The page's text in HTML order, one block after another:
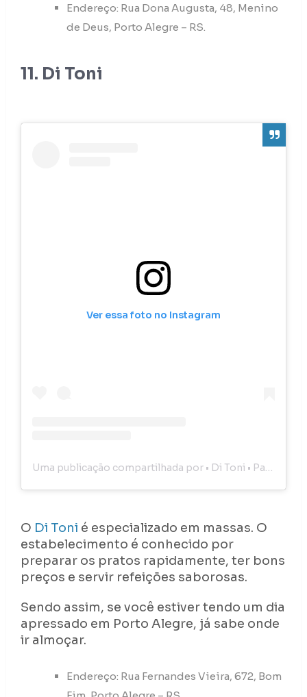
Endereço: Rua Dona Augusta, 48, Menino
de Deus, Porto Alegre – RS.
11. Di Toni
Ver essa foto no Instagram
O Di Toni é especializado em massas. O
estabelecimento é conhecido por
preparar os pratos rapidamente, ter bons
preços e servir refeições saborosas.
Sendo assim, se você estiver tendo um dia
apressado em Porto Alegre, já sabe onde
ir almoçar.
Endereço: Rua Fernandes Vieira, 672, Bom